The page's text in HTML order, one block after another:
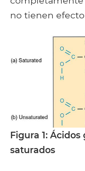
no tienen
Figura 1:
saturados